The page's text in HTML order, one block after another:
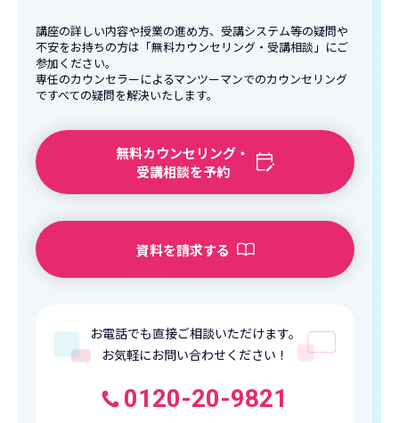
講座の詳しい内容や授業の進め方、受講システム等の疑問や
不安をお持ちの方は「無料カウンセリング・受講相談」にご
参加ください。
専任のカウンセラーによるマンツーマンでのカウンセリング
ですべての疑問を解決いたします。
無料カウンセリング・
受講相談を予約
資料を請求する
お電話でも直接ご相談いただけます。
お気軽にお問い合わせください！
0120-20-9821